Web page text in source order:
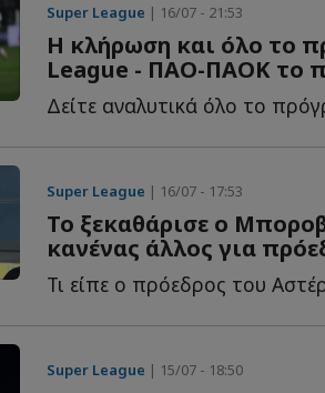
Super League | 16/07 - 21:53
Η κλήρωση και όλο το
League - ΠΑΟ-ΠΑΟΚ το
Δείτε αναλυτικά όλο το
Super League | 16/07 - 17:53
Το ξεκαθάρισε ο
κανένας άλλος για
Τι είπε ο πρόεδρος του
Super League | 15/07 - 18:50